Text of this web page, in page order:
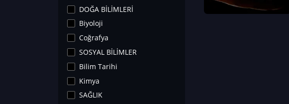
DOĞA BİLİMLERİ
Biyoloji
Coğrafya
SOSYAL BİLİMLER
Bilim Tarihi
Kimya
SAĞLIK